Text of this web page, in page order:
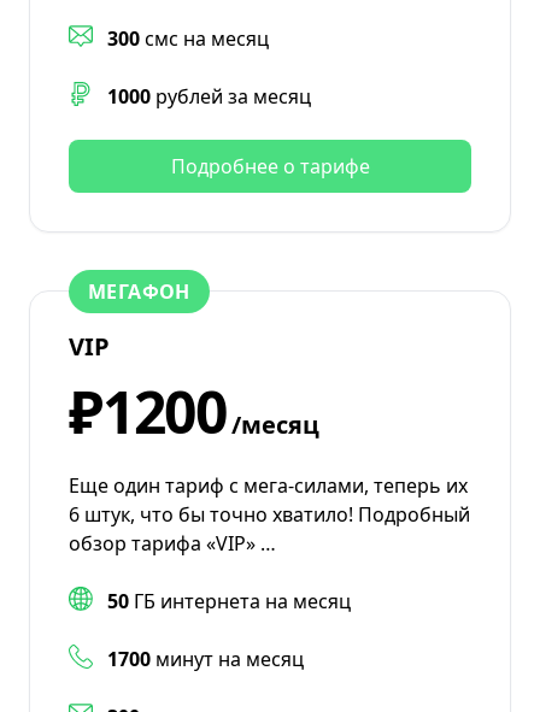
300смс на месяц
1000 рублей за месяц
Подробнее о тарифе
МЕГАФОН
VIP
₽1200/месяц
Еще один тариф с мега-силами, теперь их
6 штук, что бы точно хватило! Подробный
обзор тарифа «VIP» …
50 ГБ интернета на месяц
1700 минут на месяц